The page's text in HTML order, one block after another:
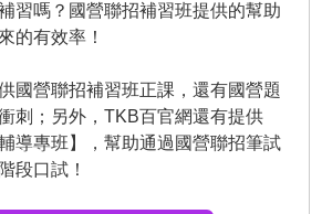
習嗎？國營聯招補習班提供的幫助
的有效率！
國營聯招補習班正課，還有國營題
刺；另外，TKB百官網還有提供
導專班】，幫助通過國營聯招筆試
段口試！